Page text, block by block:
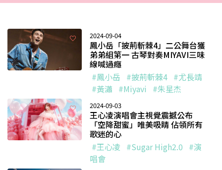
2024-09-04
鳳小岳「披荊斬棘4」二公舞台獲
弟弟組第一 古琴對奏MIYAVI三味
線喊過癮
#鳳小岳 #披荊斬棘4 #尤長靖
#黃瀟 #Miyavi #朱星杰
2024-09-03
王心凌演唱會主視覺震撼公布
「空降甜蜜」唯美吸睛 佔領所有
歌迷的心
#王心凌 #Sugar High2.0 #演
唱會